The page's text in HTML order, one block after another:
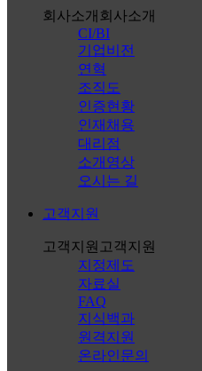
회사소개 회사소개
CI/BI
기업비전
연혁
조직도
인증현황
인재채용
대리점
소개영상
오시는 길
고객지원
고객지원 고객지원
지정제도
자료실
FAQ
지식백과
원격지원
온라인문의